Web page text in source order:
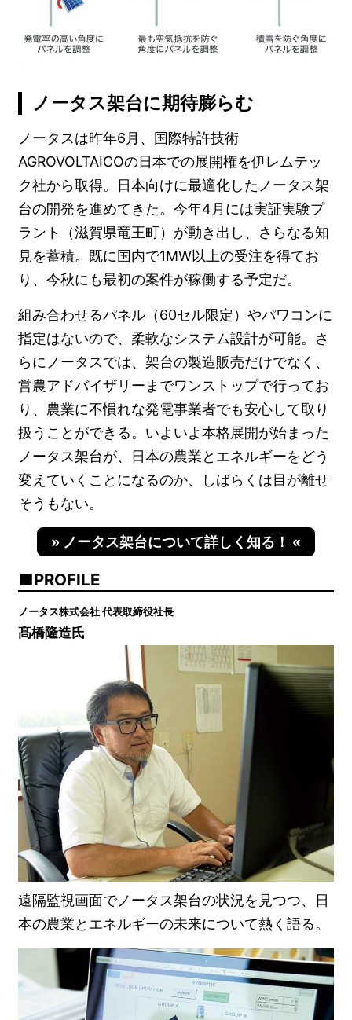
ノータス架台に期待膨らむ
ノータスは昨年6月、国際特許技術
AGROVOLTAICOの日本での展開権を伊レムテッ
ク社から取得。日本向けに最適化したノータス架
台の開発を進めてきた。今年4月には実証実験プ
ラント（滋賀県竜王町）が動き出し、さらなる知
見を蓄積。既に国内で1MW以上の受注を得てお
り、今秋にも最初の案件が稼働する予定だ。
組み合わせるパネル（60セル限定）やパワコンに
指定はないので、柔軟なシステム設計が可能。さ
らにノータスでは、架台の製造販売だけでなく、
営農アドバイザリーまでワンストップで行ってお
り、農業に不慣れな発電事業者でも安心して取り
扱うことができる。いよいよ本格展開が始まった
ノータス架台が、日本の農業とエネルギーをどう
変えていくことになるのか、しばらくは目が離せ
そうもない。
» ノータス架台について詳しく知る！ «
PROFILE
ノータス株式会社 代表取締役社長
髙橋隆造氏
遠隔監視画面でノータス架台の状況を見つつ、日
本の農業とエネルギーの未来について熱く語る。